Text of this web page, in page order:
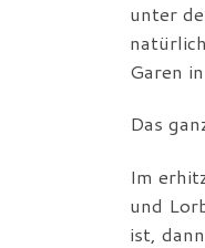
unter
Garen
Das
Im
und
ist,